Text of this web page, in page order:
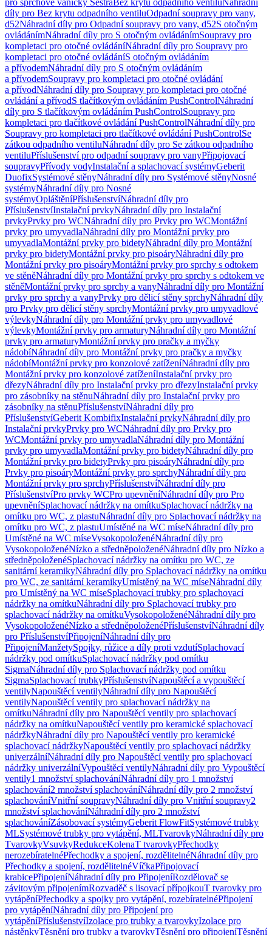
pro sprchové vaničky SestraBez krytu odpadního ventiluNáhradní
díly pro Bez krytu odpadního ventiluOdpadní soupravy pro vany,
d52Náhradní díly pro Odpadní soupravy pro vany, d52S otočným
ovládánímNáhradní díly pro S otočným ovládánímSoupravy pro
kompletaci pro otočné ovládáníNáhradní díly pro Soupravy pro
kompletaci pro otočné ovládáníS otočným ovládáním
a přívodemNáhradní díly pro S otočným ovládáním
a přívodemSoupravy pro kompletaci pro otočné ovládání
a přívodNáhradní díly pro Soupravy pro kompletaci pro otočné
ovládání a přívodS tlačítkovým ovládáním PushControlNáhradní
díly pro S tlačítkovým ovládáním PushControlSoupravy pro
kompletaci pro tlačítkové ovládání PushControlNáhradní díly pro
Soupravy pro kompletaci pro tlačítkové ovládání PushControlSe
zátkou odpadního ventiluNáhradní díly pro Se zátkou odpadního
ventiluPříslušenství pro odpadní soupravy pro vanyPřipojovací
soupravyPřívody vodyInstalační a splachovací systémyGeberit
DuofixSystémové stěnyNáhradní díly pro Systémové stěnyNosné
systémyNáhradní díly pro Nosné
systémyOpláštěníPříslušenstvíNáhradní díly pro
PříslušenstvíInstalační prvkyNáhradní díly pro Instalační
prvkyPrvky pro WCNáhradní díly pro Prvky pro WCMontážní
prvky pro umyvadlaNáhradní díly pro Montážní prvky pro
umyvadlaMontážní prvky pro bidetyNáhradní díly pro Montážní
prvky pro bidetyMontážní prvky pro pisoáryNáhradní díly pro
Montážní prvky pro pisoáryMontážní prvky pro sprchy s odtokem
ve stěněNáhradní díly pro Montážní prvky pro sprchy s odtokem ve
stěněMontážní prvky pro sprchy a vanyNáhradní díly pro Montážní
prvky pro sprchy a vanyPrvky pro dělicí stěny sprchyNáhradní díly
pro Prvky pro dělicí stěny sprchyMontážní prvky pro umyvadlové
výlevkyNáhradní díly pro Montážní prvky pro umyvadlové
výlevkyMontážní prvky pro armaturyNáhradní díly pro Montážní
prvky pro armaturyMontážní prvky pro pračky a myčky
nádobíNáhradní díly pro Montážní prvky pro pračky a myčky
nádobíMontážní prvky pro konzolové zatíženíNáhradní díly pro
Montážní prvky pro konzolové zatíženíInstalační prvky pro
dřezyNáhradní díly pro Instalační prvky pro dřezyInstalační prvky
pro zásobníky na stěnuNáhradní díly pro Instalační prvky pro
zásobníky na stěnuPříslušenstvíNáhradní díly pro
PříslušenstvíGeberit KombifixInstalační prvkyNáhradní díly pro
Instalační prvkyPrvky pro WCNáhradní díly pro Prvky pro
WCMontážní prvky pro umyvadlaNáhradní díly pro Montážní
prvky pro umyvadlaMontážní prvky pro bidetyNáhradní díly pro
Montážní prvky pro bidetyPrvky pro pisoáryNáhradní díly pro
Prvky pro pisoáryMontážní prvky pro sprchyNáhradní díly pro
Montážní prvky pro sprchyPříslušenstvíNáhradní díly pro
PříslušenstvíPro prvky WCPro upevněníNáhradní díly pro Pro
upevněníSplachovací nádržky na omítkuSplachovací nádržky na
omítku pro WC, z plastuNáhradní díly pro Splachovací nádržky na
omítku pro WC, z plastuUmístěné na WC míseNáhradní díly pro
Umístěné na WC míseVysokopoloženéNáhradní díly pro
VysokopoloženéNízko a středněpoloženéNáhradní díly pro Nízko a
středněpoloženéSplachovací nádržky na omítku pro WC, ze
sanitární keramikyNáhradní díly pro Splachovací nádržky na omítku
pro WC, ze sanitární keramikyUmístěný na WC míseNáhradní díly
pro Umístěný na WC míseSplachovací trubky pro splachovací
nádržky na omítkuNáhradní díly pro Splachovací trubky pro
splachovací nádržky na omítkuVysokopoloženéNáhradní díly pro
VysokopoloženéNízko a středněpoloženéPříslušenstvíNáhradní díly
pro PříslušenstvíPřipojeníNáhradní díly pro
PřipojeníManžetySpojky, růžice a díly proti vzdutíSplachovací
nádržky pod omítkuSplachovací nádržky pod omítku
SigmaNáhradní díly pro Splachovací nádržky pod omítku
SigmaSplachovací trubkyPříslušenstvíNapouštěcí a vypouštěcí
ventilyNapouštěcí ventilyNáhradní díly pro Napouštěcí
ventilyNapouštěcí ventily pro splachovací nádržky na
omítkuNáhradní díly pro Napouštěcí ventily pro splachovací
nádržky na omítkuNapouštěcí ventily pro keramické splachovací
nádržkyNáhradní díly pro Napouštěcí ventily pro keramické
splachovací nádržkyNapouštěcí ventily pro splachovací nádržky
univerzálníNáhradní díly pro Napouštěcí ventily pro splachovací
nádržky univerzálníVypouštěcí ventilyNáhradní díly pro Vypouštěcí
ventily1 množství splachováníNáhradní díly pro 1 množství
splachování2 množství splachováníNáhradní díly pro 2 množství
splachováníVnitřní soupravyNáhradní díly pro Vnitřní soupravy2
množství splachováníNáhradní díly pro 2 množství
splachováníZásobovací systémyGeberit FlowFitSystémové trubky
MLSystémové trubky pro vytápění, MLTvarovkyNáhradní díly pro
TvarovkyVsuvkyRedukceKolenaT tvarovkyPřechodky
nerozebíratelnéPřechodky a spojení, rozdělitelnéNáhradní díly pro
Přechodky a spojení, rozdělitelnéVíčkaPřipojovací
krabicePřipojeníNáhradní díly pro PřipojeníRozdělovač se
závitovým připojenímRozvaděč s lisovací přípojkouT tvarovky pro
vytápěníPřechodky a spojky pro vytápění, rozebíratelnéPřipojení
pro vytápěníNáhradní díly pro Připojení pro
vytápěníPříslušenstvíIzolace pro trubky a tvarovkyIzolace pro
nástěnkyTěsnění pro trubky a tvarovkyTěsnění pro připojeníTěsnění